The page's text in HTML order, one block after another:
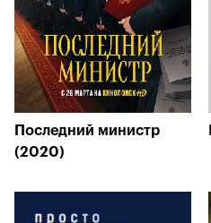
Последний министр
(2020)